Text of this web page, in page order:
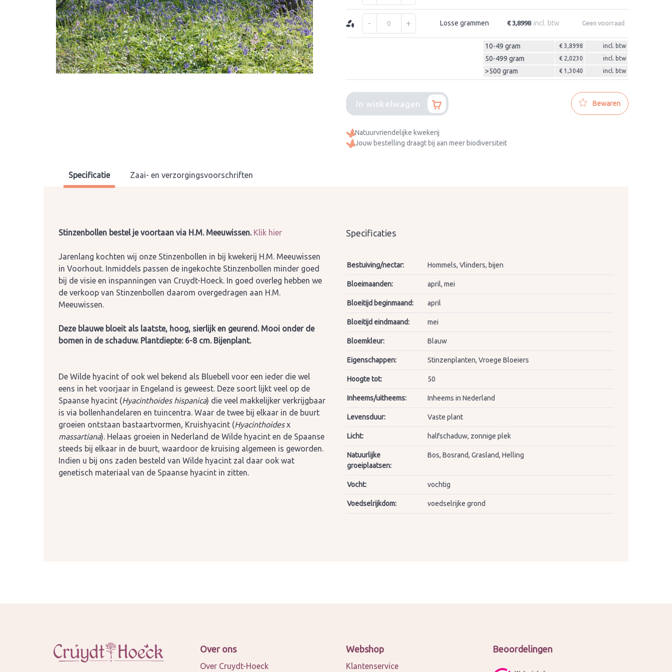
- + Losse grammen € 3,8998 incl. btw Geen voorraad
10-49 gram € 3,8998 incl. btw
50-499 gram € 2,0230 incl. btw
>500 gram € 1,3040 incl. btw
In winkelwagen Bewaren
Natuurvriendelijke kwekerij
Jouw bestelling draagt bij aan meer biodiversiteit
Specificatie Zaai- en verzorgingsvoorschriften
Stinzenbollen bestel je voortaan via H.M. Meeuwissen. Klik hier
Jarenlang kochten wij onze Stinzenbollen in bij kwekerij H.M. Meeuwissen
in Voorhout. Inmiddels passen de ingekochte Stinzenbollen minder goed
bij de visie en inspanningen van Cruydt-Hoeck. In goed overleg hebben we
de verkoop van Stinzenbollen daarom overgedragen aan H.M.
Meeuwissen.
Deze blauwe bloeit als laatste, hoog, sierlijk en geurend. Mooi onder de
bomen in de schaduw. Plantdiepte: 6-8 cm. Bijenplant.
De Wilde hyacint of ook wel bekend als Bluebell voor een ieder die wel
eens in het voorjaar in Engeland is geweest. Deze soort lijkt veel op de
Spaanse hyacint (Hyacinthoides hispanica) die veel makkelijker verkrijgbaar
is via bollenhandelaren en tuincentra. Waar de twee bij elkaar in de buurt
groeien ontstaan bastaartvormen, Kruishyacint (Hyacinthoidesx
massartiana). Helaas groeien in Nederland de Wilde hyacint en de Spaanse
steeds bij elkaar in de buurt, waardoor de kruising algemeen is geworden.
Indien u bij ons zaden besteld van Wilde hyacint zal daar ook wat
genetisch materiaal van de Spaanse hyacint in zitten.
Specificaties
Bestuiving/nectar: Hommels, Vlinders, bijen
Bloeimaanden: april, mei
Bloeitijd beginmaand: april
Bloeitijd eindmaand: mei
Bloemkleur: Blauw
Eigenschappen: Stinzenplanten, Vroege Bloeiers
Hoogte tot: 50
Inheems/uitheems: Inheems in Nederland
Levensduur: Vaste plant
Licht: halfschaduw, zonnige plek
Natuurlijke
groeiplaatsen:
Bos, Bosrand, Grasland, Helling
Vocht: vochtig
Voedselrijkdom: voedselrijke grond
Over ons
Over Cruydt-Hoeck
Webshop
Klantenservice
Beoordelingen